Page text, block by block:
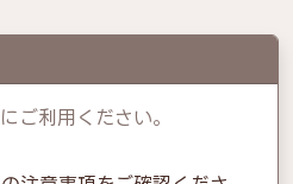
ご利用ください。